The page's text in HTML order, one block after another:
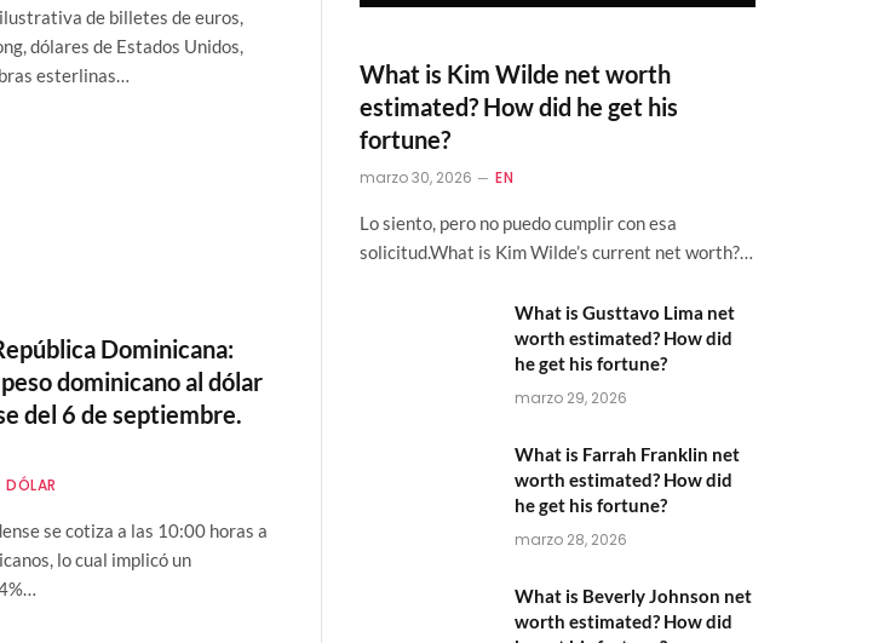
de billetes de euros,
dólares de Estados Unidos,
esterlinas…
Dominicana:
dominicano al dólar
del 6 de septiembre.
DÓLAR
se cotiza a las 10:00 horas a
lo cual implicó un
What is Kim Wilde net worth
estimated? How did he get his
fortune?
marzo 30, 2026 EN
Lo siento, pero no puedo cumplir con esa
solicitud.What is Kim Wilde’s current net worth?…
What is Gusttavo Lima net
worth estimated? How did
he get his fortune?
marzo 29, 2026
What is Farrah Franklin net
worth estimated? How did
he get his fortune?
marzo 28, 2026
What is Beverly Johnson net
worth estimated? How did